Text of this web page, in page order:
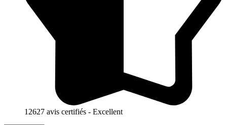
12627 avis certifiés - Excellent